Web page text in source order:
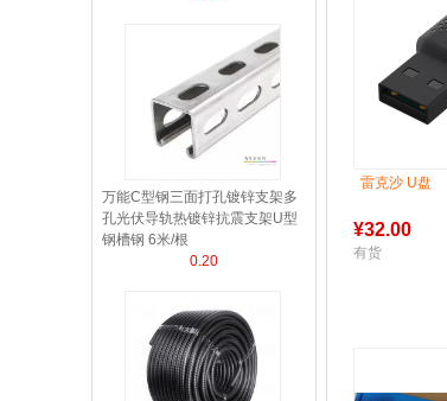
万能C型钢三面打孔镀锌支架多
孔光伏导轨热镀锌抗震支架U型
钢槽钢 6米/根
0.20
雷克沙 U盘
¥32.00
有货